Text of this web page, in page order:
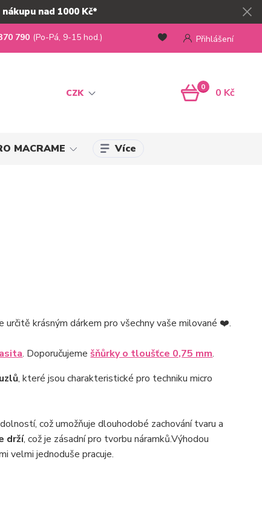
nad 1000 Kč*
CZK
Přihlášení
790 (Po-Pá, 9-15 hod.)
0 0 Kč
MACRAME Více
určitě krásným dárkem pro všechny vaše milované ❤️.
. Doporučujemešňůrky o tloušťce 0,75 mm.
, které jsou charakteristické pro techniku micro
což umožňuje dlouhodobé zachování tvaru a
drží, což je zásadní pro tvorbu náramků.Výhodou
velmi jednoduše pracuje.